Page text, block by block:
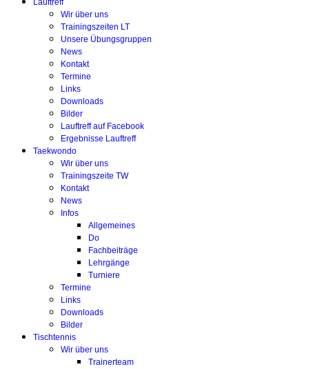
Lauftreff
Wir über uns
Trainingszeiten LT
Unsere Übungsgruppen
News
Kontakt
Termine
Links
Downloads
Bilder
Lauftreff auf Facebook
Ergebnisse Lauftreff
Taekwondo
Wir über uns
Trainingszeite TW
Kontakt
News
Infos
Allgemeines
Do
Fachbeiträge
Lehrgänge
Turniere
Termine
Links
Downloads
Bilder
Tischtennis
Wir über uns
Trainerteam